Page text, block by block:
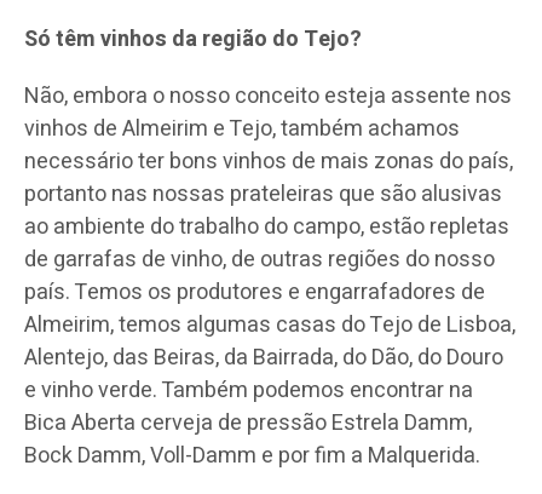
Só têm vinhos da região do Tejo?
Não, embora o nosso conceito esteja assente nos
vinhos de Almeirim e Tejo, também achamos
necessário ter bons vinhos de mais zonas do país,
portanto nas nossas prateleiras que são alusivas
ao ambiente do trabalho do campo, estão repletas
de garrafas de vinho, de outras regiões do nosso
país. Temos os produtores e engarrafadores de
Almeirim, temos algumas casas do Tejo de Lisboa,
Alentejo, das Beiras, da Bairrada, do Dão, do Douro
e vinho verde. Também podemos encontrar na
Bica Aberta cerveja de pressão Estrela Damm,
Bock Damm, Voll-Damm e por fim a Malquerida.